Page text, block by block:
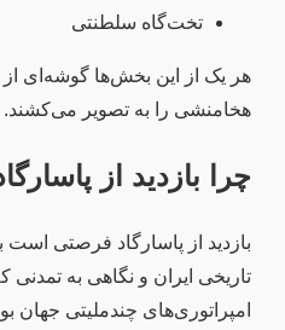
تخت‌گاه سلطنتی
هر یک از این بخش‌ها گوشه‌ای
هخامنشی را به تصویر می‌کشند.
چرا بازدید از
بازدید از پاسارگاد فرصتی است
تاریخی ایران و نگاهی به تمدنی
امپراتوری‌های چندملیتی جهان